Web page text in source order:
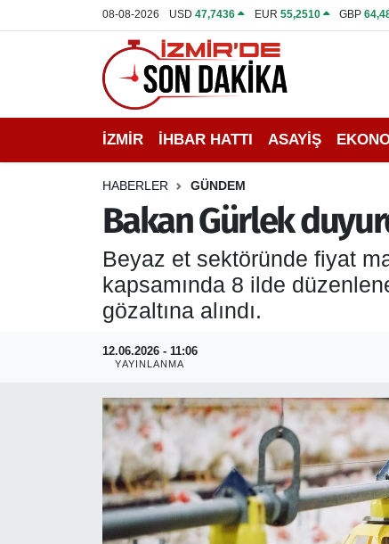
08-08-2026 USD47,7436 EUR 55,2510 GBP
İZMİR İHBAR HATTI ASAYİŞ
HABERLER GÜNDEM
Bakan Gürlek
Beyaz et sektöründe fiyat
kapsamında 8 ilde
gözaltına alındı.
12.06.2026 - 11:06
YAYINLANMA
İHBAR HATTI
DEPREM
EKONOMİ
SİYASET
RESMİ REKLAM
İzmir Nöbetçi Eczaneler
İzmir Hava Durumu
İzmir Namaz Vakitleri
İzmir Trafik Yoğunluk Haritası
Puan Durumu ve Fikstür
Tüm Manşetler